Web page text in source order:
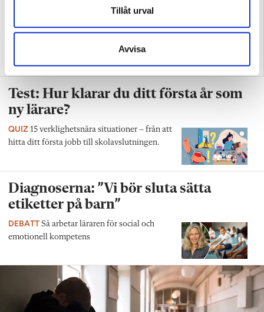
Tillåt urval
AvvisaNya skolan: ”Lärarhjärtat
Test: Hur klarar du ditt första år som
ny lärare?
QUIZ 15 verklighetsnära situationer – från att
hitta ditt första jobb till skolavslutningen.
Diagnoserna: ”Vi bör sluta sätta
etiketter på barn”
DEBATT Så arbetar läraren för social och
emotionell kompetens